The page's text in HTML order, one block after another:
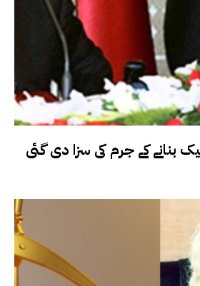
بنانے کے جرم کی سزا دی گئی